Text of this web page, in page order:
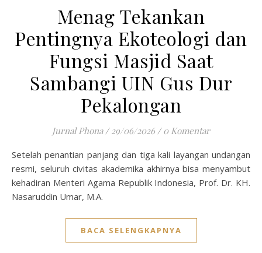
Menag Tekankan
Pentingnya Ekoteologi dan
Fungsi Masjid Saat
Sambangi UIN Gus Dur
Pekalongan
Jurnal Phona / 29/06/2026 / 0 Komentar
Setelah penantian panjang dan tiga kali layangan undangan
resmi, seluruh civitas akademika akhirnya bisa menyambut
kehadiran Menteri Agama Republik Indonesia, Prof. Dr. KH.
Nasaruddin Umar, M.A.
BACA SELENGKAPNYA